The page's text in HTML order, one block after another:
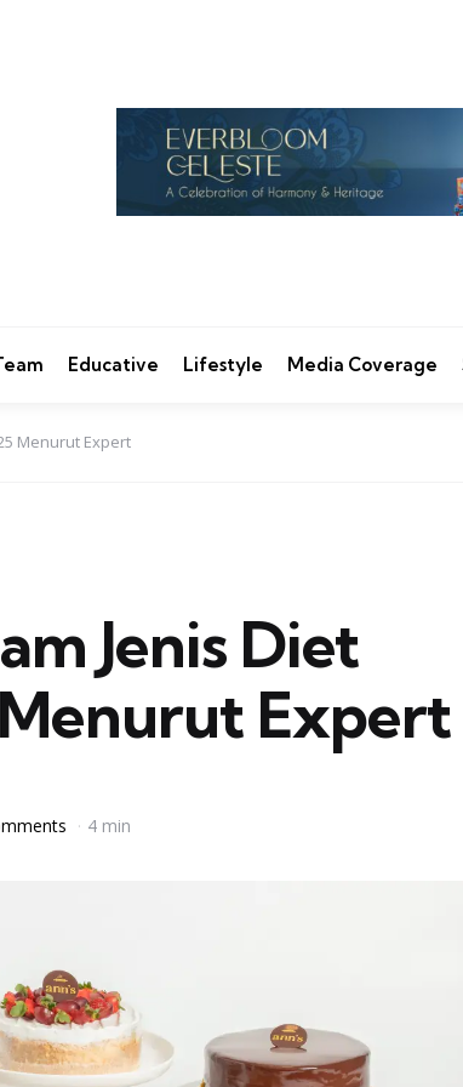
Educative Lifestyle Media Coverage
Menurut Expert
Jenis Diet
Expert
4 min